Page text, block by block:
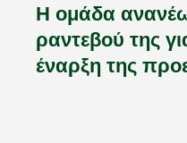
Η ομάδα
ραντεβού της
έναρξη της